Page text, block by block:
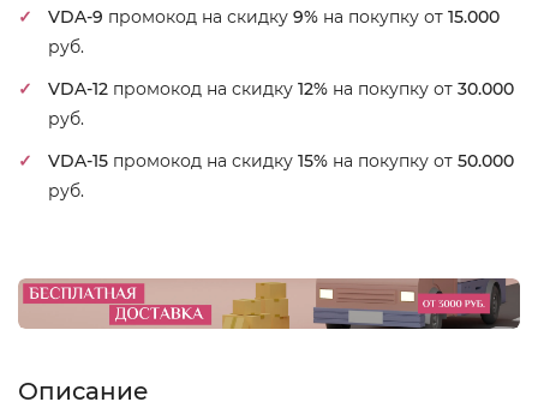
VDA-9 промокод на скидку 9% на покупку от 15.000
руб.
VDA-12 промокод на скидку 12% на покупку от 30.000
руб.
VDA-15 промокод на скидку 15% на покупку от 50.000
руб.
Описание